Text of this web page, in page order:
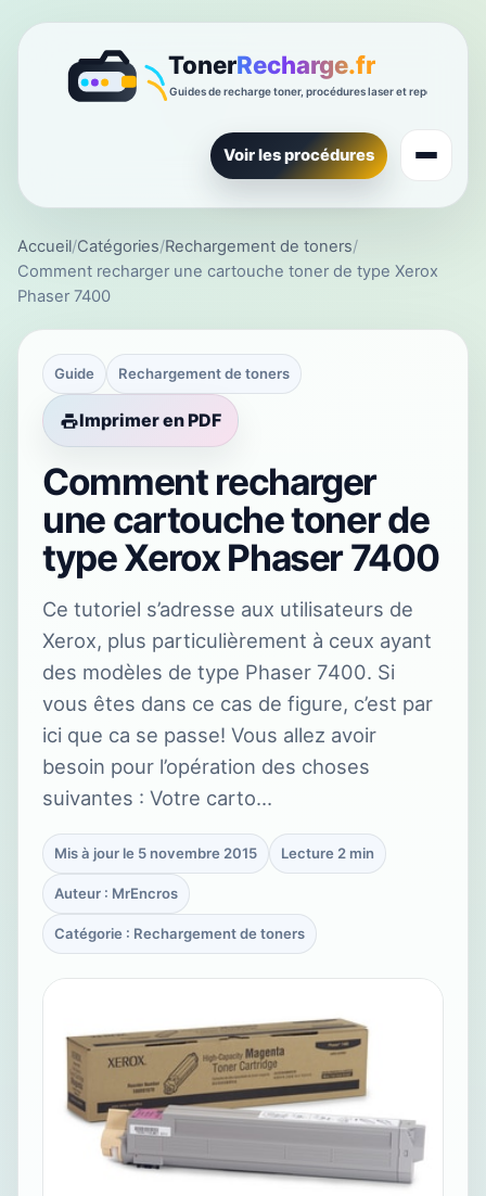
Voir les procédures
Accueil/Catégories/Rechargement de toners/
Comment recharger une cartouche toner de type Xerox
Phaser 7400
Guide Rechargement de toners
Imprimer en PDF
Comment recharger
une cartouche toner de
type Xerox Phaser 7400
Ce tutoriel s’adresse aux utilisateurs de
Xerox, plus particulièrement à ceux ayant
des modèles de type Phaser 7400. Si
vous êtes dans ce cas de figure, c’est par
ici que ca se passe! Vous allez avoir
besoin pour l’opération des choses
suivantes : Votre carto…
Mis à jour le 5 novembre 2015 Lecture 2 min
Auteur : MrEncros
Catégorie : Rechargement de toners